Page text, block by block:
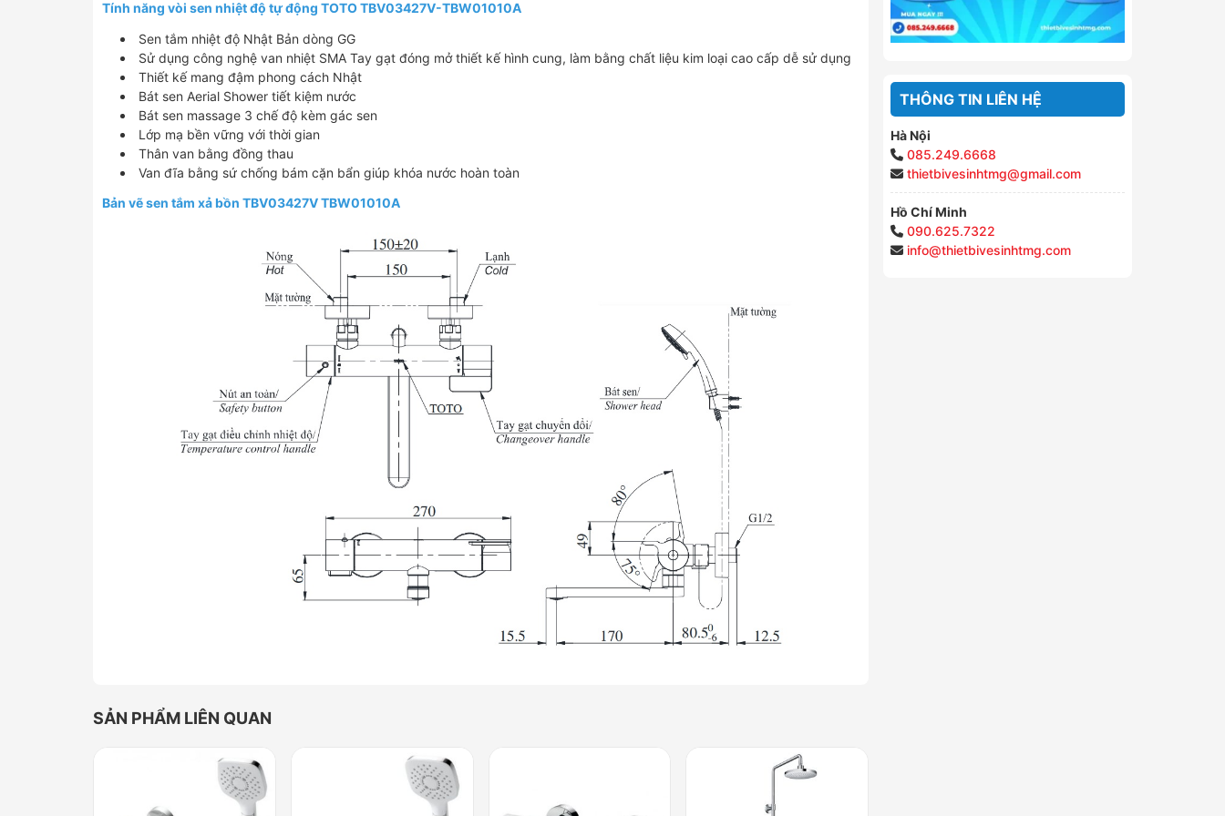
Tính năng vòi sen nhiệt độ tự động TOTO TBV03427V-TBW01010A
Sen tắm nhiệt độ Nhật Bản dòng GG
Sử dụng công nghệ van nhiệt SMA Tay gạt đóng mở thiết kế hình cung, làm bằng chất liệu kim loại cao cấp dễ sử dụng
Thiết kế mang đậm phong cách Nhật
Bát sen Aerial Shower tiết kiệm nước
Bát sen massage 3 chế độ kèm gác sen
Lớp mạ bền vững với thời gian
Thân van bằng đồng thau
Van đĩa bằng sứ chống bám cặn bẩn giúp khóa nước hoàn toàn
Bản vẽ sen tắm xả bồn TBV03427V TBW01010A
SẢN PHẨM LIÊN QUAN
THÔNG TIN LIÊN HỆ
Hà Nội
085.249.6668
thietbivesinhtmg@gmail.com
Hồ Chí Minh
090.625.7322
info@thietbivesinhtmg.com